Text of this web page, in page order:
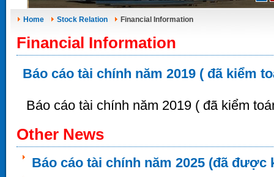
Home Stock Relation Financial Information
Financial Information
Báo cáo tài chính năm 2019 ( đã kiểm
Báo cáo tài chính năm 2019 ( đã kiểm
Other News
Báo cáo tài chính năm 2025 (đã được